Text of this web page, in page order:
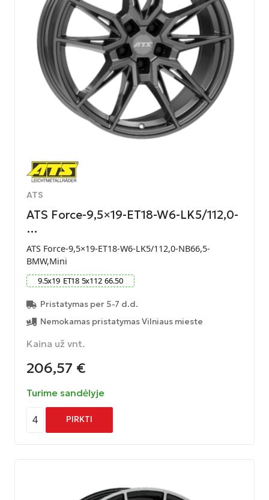
ATS
ATS Force-9,5×19-ET18-W6-LK5/112,0-
…
ATS Force-9,5×19-ET18-W6-LK5/112,0-NB66,5-
BMW,Mini
9.5x19 ET18 5x112 66.50
Pristatymas per 5-7 d.d.
Nemokamas pristatymas Vilniaus mieste
Kaina už vnt.
206,57 €
Turime sandėlyje
4 PIRKTI